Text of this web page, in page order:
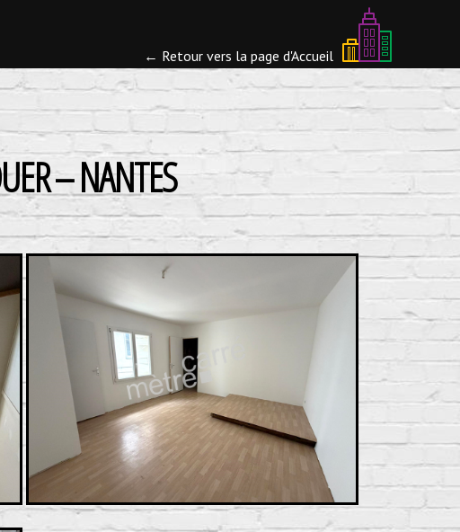
← Retour vers la page d'Accueil
– NANTES